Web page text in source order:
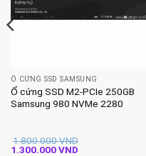
Ổ CỨNG SSD SAMSUNG
Ổ cứng SSD M2-PCIe 250GB
Samsung 980 NVMe 2280
1.800.000VND
Giá
1.300.000VNDGiá